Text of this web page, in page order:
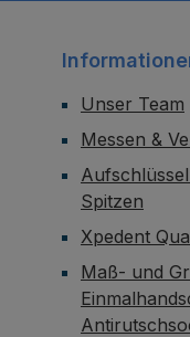
Unser Team
Messen &
Spitzen
Xpedent
Maß- und